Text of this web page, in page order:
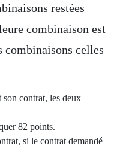
restées
combinaison est
combinaisons celles
son contrat, les deux
82 points.
si le contrat demandé